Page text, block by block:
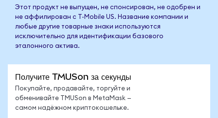
Этот продукт не выпущен, не спонсирован, не одобрен и
не аффилирован с T-Mobile US. Название компании и
любые другие товарные знаки используются
исключительно для идентификации базового
эталонного актива.
Получите TMUSon за секунды
Покупайте, продавайте, торгуйте и
обменивайте TMUSon в MetaMask —
самом надёжном криптокошельке.